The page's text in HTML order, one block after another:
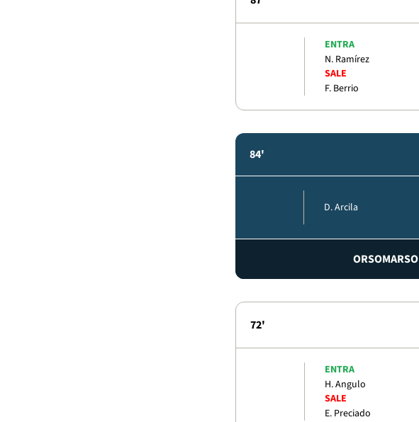
ENTRA
N. Ramírez
SALE
F. Berrio
84'
D. Arcila
ORSOMARSO
72'
ENTRA
H. Angulo
SALE
E. Preciado